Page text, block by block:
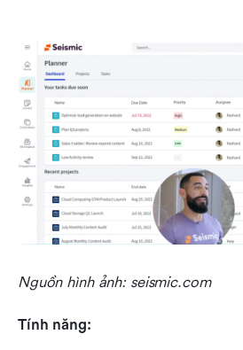
Nguồn hình ảnh: seismic.com
Tính năng: